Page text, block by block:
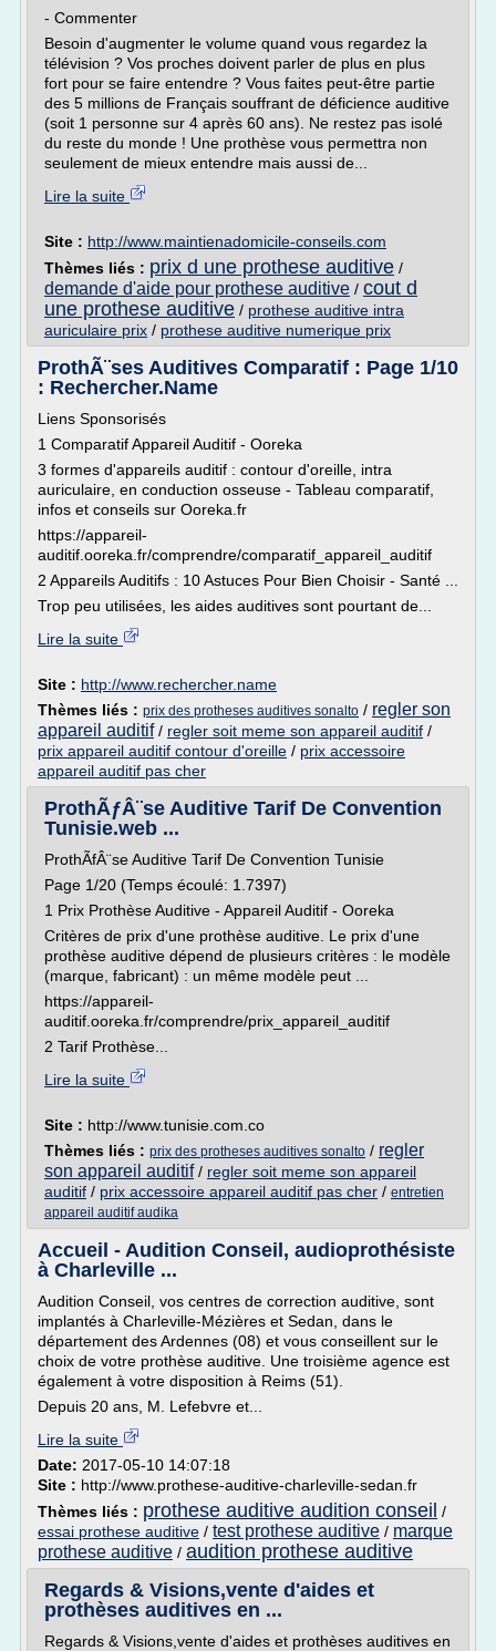
- Commenter
Besoin d'augmenter le volume quand vous regardez la
télévision ? Vos proches doivent parler de plus en plus
fort pour se faire entendre ? Vous faites peut-être partie
des 5 millions de Français souffrant de déficience auditive
(soit 1 personne sur 4 après 60 ans). Ne restez pas isolé
du reste du monde ! Une prothèse vous permettra non
seulement de mieux entendre mais aussi de...
Lire la suite
Site : http://www.maintienadomicile-conseils.com
Thèmes liés : prix d une prothese auditive /
demande d'aide pour prothese auditive / cout d
une prothese auditive / prothese auditive intra
auriculaire prix / prothese auditive numerique prix
ProthÃ¨ses Auditives Comparatif : Page 1/10
: Rechercher.Name
Liens Sponsorisés
1 Comparatif Appareil Auditif - Ooreka
3 formes d'appareils auditif : contour d'oreille, intra
auriculaire, en conduction osseuse - Tableau comparatif,
infos et conseils sur Ooreka.fr
https://appareil-
auditif.ooreka.fr/comprendre/comparatif_appareil_auditif
2 Appareils Auditifs : 10 Astuces Pour Bien Choisir - Santé ...
Trop peu utilisées, les aides auditives sont pourtant de...
Lire la suite
Site : http://www.rechercher.name
Thèmes liés : prix des protheses auditives sonalto / regler son
appareil auditif/ regler soit meme son appareil auditif /
prix appareil auditif contour d'oreille / prix accessoire
appareil auditif pas cher
ProthÃƒÂ¨se Auditive Tarif De Convention
Tunisie.web ...
ProthÃfÂ¨se Auditive Tarif De Convention Tunisie
Page 1/20 (Temps écoulé: 1.7397)
1 Prix Prothèse Auditive - Appareil Auditif - Ooreka
Critères de prix d'une prothèse auditive. Le prix d'une
prothèse auditive dépend de plusieurs critères : le modèle
(marque, fabricant) : un même modèle peut ...
https://appareil-
auditif.ooreka.fr/comprendre/prix_appareil_auditif
2 Tarif Prothèse...
Lire la suite
Site : http://www.tunisie.com.co
Thèmes liés : prix des protheses auditives sonalto / regler
son appareil auditif/ regler soit meme son appareil
auditif / prix accessoire appareil auditif pas cher / entretien
appareil auditif audika
Accueil - Audition Conseil, audioprothésiste
à Charleville ...
Audition Conseil, vos centres de correction auditive, sont
implantés à Charleville-Mézières et Sedan, dans le
département des Ardennes (08) et vous conseillent sur le
choix de votre prothèse auditive. Une troisième agence est
également à votre disposition à Reims (51).
Depuis 20 ans, M. Lefebvre et...
Lire la suite
Date: 2017-05-10 14:07:18
Site : http://www.prothese-auditive-charleville-sedan.fr
Thèmes liés : prothese auditive audition conseil /
essai prothese auditive / test prothese auditive / marque
prothese auditive / audition prothese auditive
Regards & Visions,vente d'aides et
prothèses auditives en ...
Regards & Visions,vente d'aides et prothèses auditives en